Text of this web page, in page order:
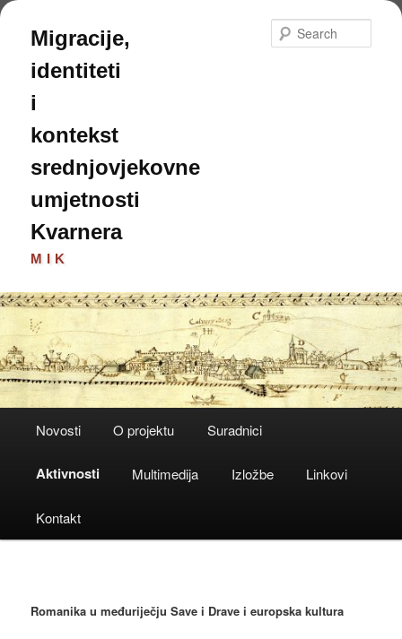
Skip
primary
content
Migracije,
identiteti
i
kontekst
srednjovjekovne
umjetnosti
Kvarnera
MIK
Novosti O projektu Suradnici
Aktivnosti Multimedija Izložbe Linkovi
Kontakt
Romanika u međuriječju Save i Drave i europska kultura